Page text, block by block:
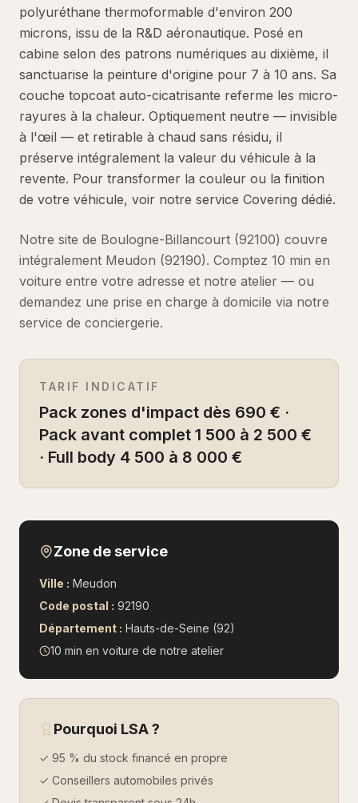
polyuréthane thermoformable d'environ 200
microns, issu de la R&D aéronautique. Posé en
cabine selon des patrons numériques au dixième, il
sanctuarise la peinture d'origine pour 7 à 10 ans. Sa
couche topcoat auto-cicatrisante referme les micro-
rayures à la chaleur. Optiquement neutre — invisible
à l'œil — et retirable à chaud sans résidu, il
préserve intégralement la valeur du véhicule à la
revente. Pour transformer la couleur ou la finition
de votre véhicule, voir notre service Covering dédié.
Notre site de Boulogne-Billancourt (92100) couvre
intégralement Meudon (92190). Comptez 10 min en
voiture entre votre adresse et notre atelier — ou
demandez une prise en charge à domicile via notre
service de conciergerie.
TARIF INDICATIF
Pack zones d'impact dès 690 € ·
Pack avant complet 1 500 à 2 500 €
· Full body 4 500 à 8 000 €
Zone de service
Ville : Meudon
Code postal : 92190
Département : Hauts-de-Seine (92)
10 min en voiture de notre atelier
Pourquoi LSA ?
✓ 95 % du stock financé en propre
✓ Conseillers automobiles privés